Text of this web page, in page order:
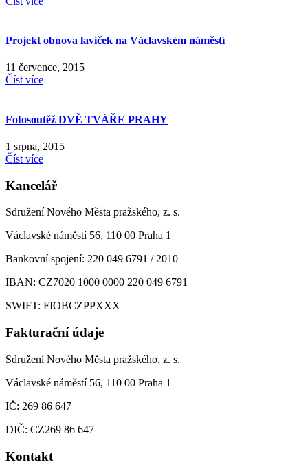
Projekt obnova laviček na Václavském náměstí
11 července, 2015
Číst více
Fotosoutěž DVĚ TVÁŘE PRAHY
1 srpna, 2015
Číst více
Kancelář
Sdružení Nového Města pražského, z. s.
Václavské náměstí 56, 110 00 Praha 1
Bankovní spojení: 220 049 6791 / 2010
IBAN: CZ7020 1000 0000 220 049 6791
SWIFT: FIOBCZPPXXX
Fakturační údaje
Sdružení Nového Města pražského, z. s.
Václavské náměstí 56, 110 00 Praha 1
IČ: 269 86 647
DIČ: CZ269 86 647
Kontakt